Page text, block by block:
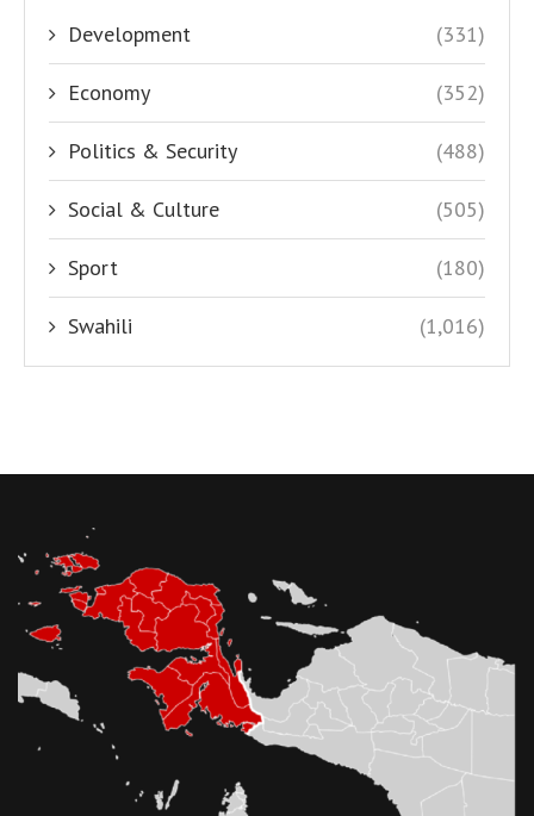
Development (331)
Economy (352)
Politics & Security (488)
Social & Culture (505)
Sport (180)
Swahili (1,016)